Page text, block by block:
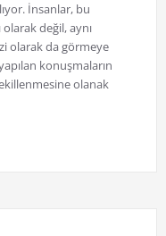
İnsanlar, bu
olarak değil, aynı
olarak da görmeye
konuşmaların
olanak